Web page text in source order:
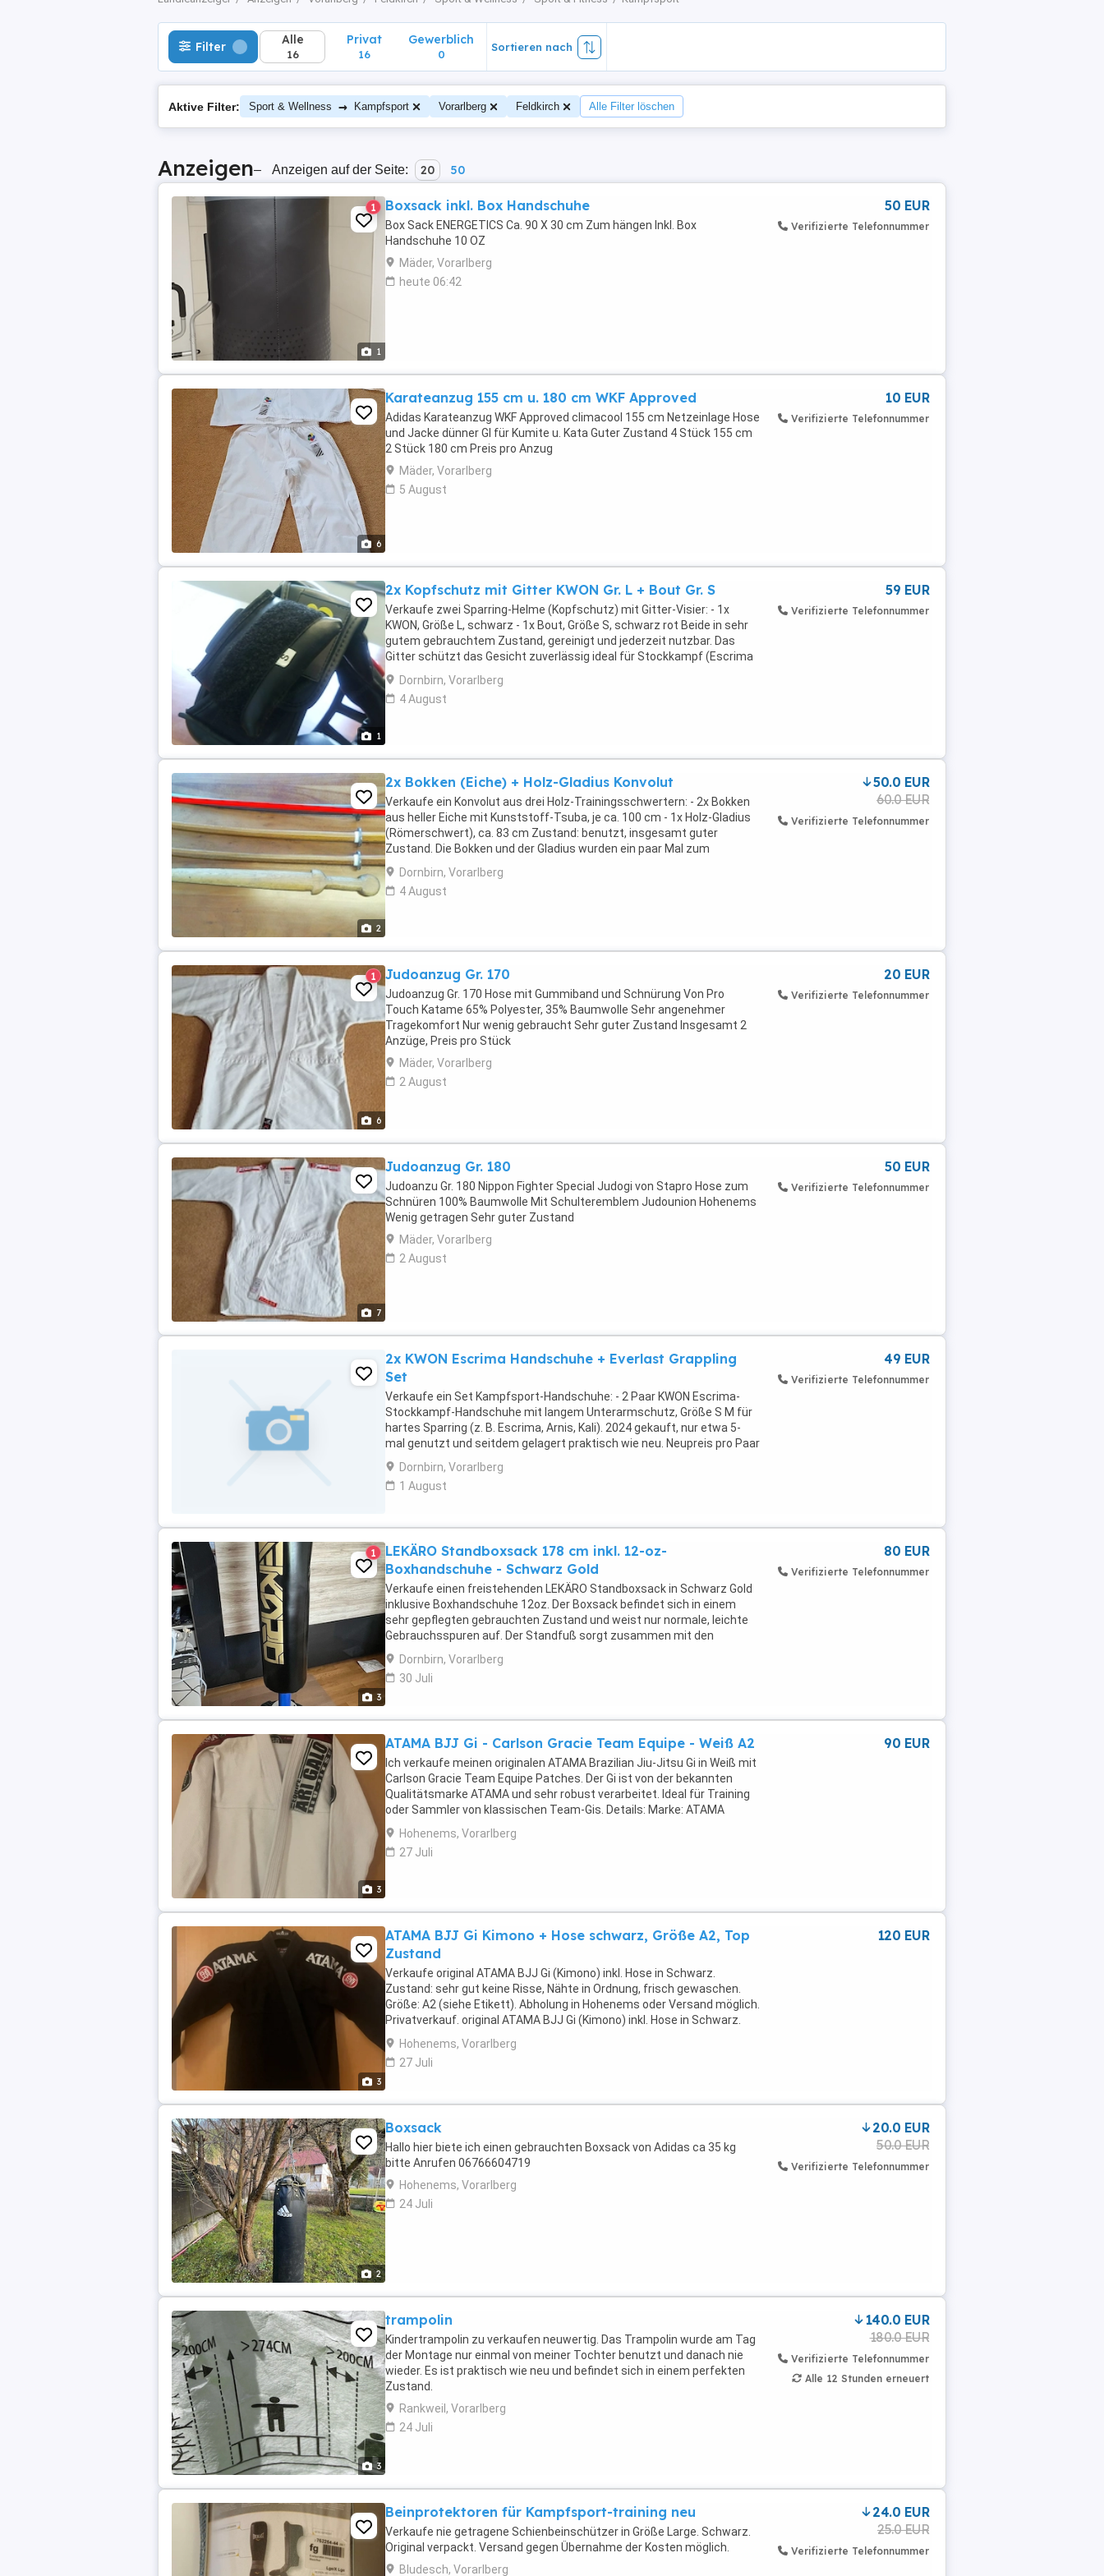
Filter Alle
16
Privat
16
Gewerblich
0
Sortieren nach
Aktive Filter: Sport & Wellness → Kampfsport Vorarlberg Feldkirch Alle Filter löschen
Anzeigen– Anzeigen auf der Seite: 20 50
1
1 Boxsack inkl. Box Handschuhe
Box Sack ENERGETICS Ca. 90 X 30 cm Zum hängen Inkl. Box
Handschuhe 10 OZ
Mäder, Vorarlberg
heute 06:42
50 EUR
Verifizierte Telefonnummer
6
Karateanzug 155 cm u. 180 cm WKF Approved
Adidas Karateanzug WKF Approved climacool 155 cm Netzeinlage Hose
und Jacke dünner GI für Kumite u. Kata Guter Zustand 4 Stück 155 cm
2 Stück 180 cm Preis pro Anzug
Mäder, Vorarlberg
5 August
10 EUR
Verifizierte Telefonnummer
1
2x Kopfschutz mit Gitter KWON Gr. L + Bout Gr. S
Verkaufe zwei Sparring-Helme (Kopfschutz) mit Gitter-Visier: - 1x
KWON, Größe L, schwarz - 1x Bout, Größe S, schwarz rot Beide in sehr
gutem gebrauchtem Zustand, gereinigt und jederzeit nutzbar. Das
Gitter schützt das Gesicht zuverlässig ideal für Stockkampf (Escrima
Arnis), Vollkontakt-Sparring ...
Dornbirn, Vorarlberg
4 August
59 EUR
Verifizierte Telefonnummer
2
2x Bokken (Eiche) + Holz-Gladius Konvolut
Verkaufe ein Konvolut aus drei Holz-Trainingsschwertern: - 2x Bokken
aus heller Eiche mit Kunststoff-Tsuba, je ca. 100 cm - 1x Holz-Gladius
(Römerschwert), ca. 83 cm Zustand: benutzt, insgesamt guter
Zustand. Die Bokken und der Gladius wurden ein paar Mal zum
Kontaktsparring genutzt und haben entsprechende ...
Dornbirn, Vorarlberg
4 August
50.0 EUR
60.0 EUR
Verifizierte Telefonnummer
6
1 Judoanzug Gr. 170
Judoanzug Gr. 170 Hose mit Gummiband und Schnürung Von Pro
Touch Katame 65% Polyester, 35% Baumwolle Sehr angenehmer
Tragekomfort Nur wenig gebraucht Sehr guter Zustand Insgesamt 2
Anzüge, Preis pro Stück
Mäder, Vorarlberg
2 August
20 EUR
Verifizierte Telefonnummer
7
Judoanzug Gr. 180
Judoanzu Gr. 180 Nippon Fighter Special Judogi von Stapro Hose zum
Schnüren 100% Baumwolle Mit Schulteremblem Judounion Hohenems
Wenig getragen Sehr guter Zustand
Mäder, Vorarlberg
2 August
50 EUR
Verifizierte Telefonnummer
2x KWON Escrima Handschuhe + Everlast Grappling
Set
Verkaufe ein Set Kampfsport-Handschuhe: - 2 Paar KWON Escrima-
Stockkampf-Handschuhe mit langem Unterarmschutz, Größe S M für
hartes Sparring (z. B. Escrima, Arnis, Kali). 2024 gekauft, nur etwa 5-
mal genutzt und seitdem gelagert praktisch wie neu. Neupreis pro Paar
knapp 40 . - 1 Paar Everlast ...
Dornbirn, Vorarlberg
1 August
49 EUR
Verifizierte Telefonnummer
3
1
LEKÄRO Standboxsack 178 cm inkl. 12-oz-
Boxhandschuhe - Schwarz Gold
Verkaufe einen freistehenden LEKÄRO Standboxsack in Schwarz Gold
inklusive Boxhandschuhe 12oz. Der Boxsack befindet sich in einem
sehr gepflegten gebrauchten Zustand und weist nur normale, leichte
Gebrauchsspuren auf. Der Standfuß sorgt zusammen mit den
Saugnäpfen und dem gefederten Dämpfungssystem ...
Dornbirn, Vorarlberg
30 Juli
80 EUR
Verifizierte Telefonnummer
3
ATAMA BJJ Gi - Carlson Gracie Team Equipe - Weiß A2
Ich verkaufe meinen originalen ATAMA Brazilian Jiu-Jitsu Gi in Weiß mit
Carlson Gracie Team Equipe Patches. Der Gi ist von der bekannten
Qualitätsmarke ATAMA und sehr robust verarbeitet. Ideal für Training
oder Sammler von klassischen Team-Gis. Details: Marke: ATAMA
Team: Carlson Gracie Equipe Farbe: ...
Hohenems, Vorarlberg
27 Juli
90 EUR
3
ATAMA BJJ Gi Kimono + Hose schwarz, Größe A2, Top
Zustand
Verkaufe original ATAMA BJJ Gi (Kimono) inkl. Hose in Schwarz.
Zustand: sehr gut keine Risse, Nähte in Ordnung, frisch gewaschen.
Größe: A2 (siehe Etikett). Abholung in Hohenems oder Versand möglich.
Privatverkauf. original ATAMA BJJ Gi (Kimono) inkl. Hose in Schwarz.
Zustand: sehr gut keine Risse, ...
Hohenems, Vorarlberg
27 Juli
120 EUR
2
Boxsack
Hallo hier biete ich einen gebrauchten Boxsack von Adidas ca 35 kg
bitte Anrufen 06766604719
Hohenems, Vorarlberg
24 Juli
20.0 EUR
50.0 EUR
Verifizierte Telefonnummer
3
trampolin
Kindertrampolin zu verkaufen neuwertig. Das Trampolin wurde am Tag
der Montage nur einmal von meiner Tochter benutzt und danach nie
wieder. Es ist praktisch wie neu und befindet sich in einem perfekten
Zustand.
Rankweil, Vorarlberg
24 Juli
140.0 EUR
180.0 EUR
Verifizierte Telefonnummer
Alle 12 Stunden erneuert
Beinprotektoren für Kampfsport-training neu
Verkaufe nie getragene Schienbeinschützer in Größe Large. Schwarz.
Original verpackt. Versand gegen Übernahme der Kosten möglich.
Bludesch, Vorarlberg
24.0 EUR
25.0 EUR
Verifizierte Telefonnummer